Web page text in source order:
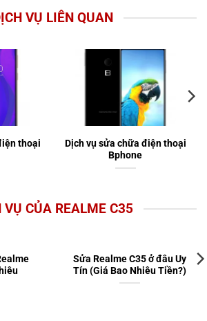
VỤ LIÊN QUAN
thoại
Dịch vụ sửa chữa điện thoại
Bphone
VỤ CỦA REALME C35
Sửa Realme C35 ở đâu Uy
Tín (Giá Bao Nhiêu Tiền?)